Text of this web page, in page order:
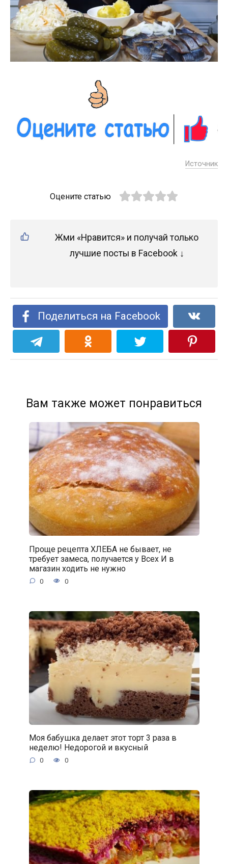
Источник
Оцените статью
Жми «Нравится» и получай только
лучшие посты в Facebook ↓
Поделиться на Facebook
Вам также может понравиться
Проще рецепта ХЛЕБА не бывает, не
требует замеса, получается у Всех И в
магазин ходить не нужно
0 0
Моя бабушка делает этот торт 3 раза в
неделю! Недорогой и вкусный
0 0